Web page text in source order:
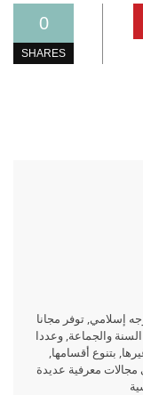
0
SHARES
إسلامي, توفر مجانا
والجماعة, وعددا
بتنوع أقسامها,
معرفية عديدة